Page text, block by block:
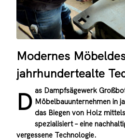
Modernes
jahrhundertealte
D as Dampfsägewerk
Möbelbauunternehmen in
das Biegen von Holz
spezialisiert – eine
vergessene Technologie.